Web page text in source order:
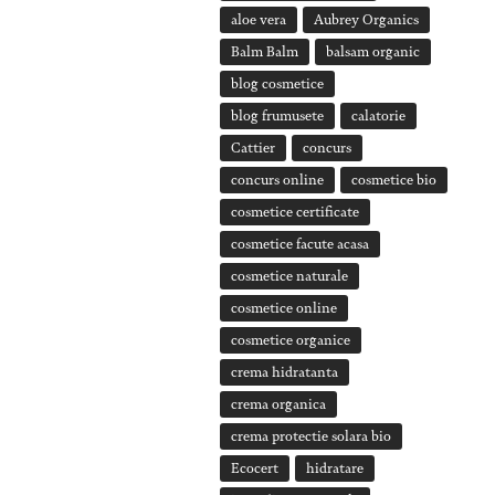
aloe vera Aubrey Organics
Balm Balm balsam organic
blog cosmetice
blog frumusete calatorie
Cattier concurs
concurs online cosmetice bio
cosmetice certificate
cosmetice facute acasa
cosmetice naturale
cosmetice online
cosmetice organice
crema hidratanta
crema organica
crema protectie solara bio
Ecocert hidratare